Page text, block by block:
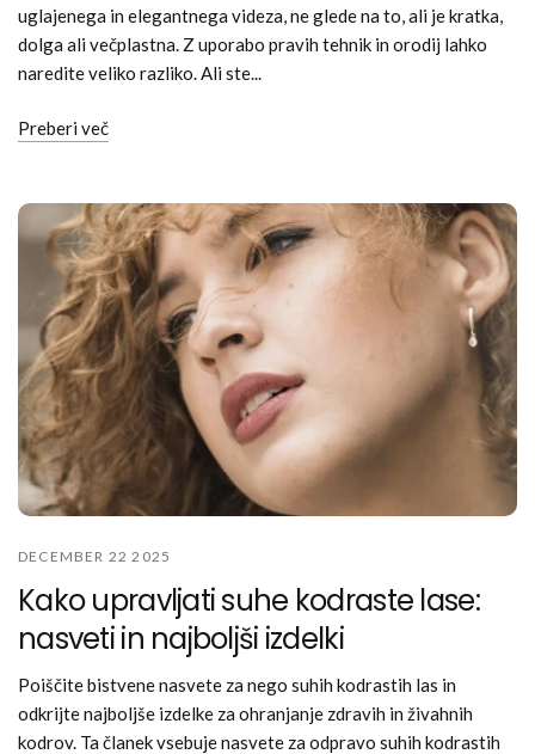
uglajenega in elegantnega videza, ne glede na to, ali je kratka,
dolga ali večplastna. Z uporabo pravih tehnik in orodij lahko
naredite veliko razliko. Ali ste...
Preberi več
DECEMBER 22 2025
Kako upravljati suhe kodraste lase:
nasveti in najboljši izdelki
Poiščite bistvene nasvete za nego suhih kodrastih las in
odkrijte najboljše izdelke za ohranjanje zdravih in živahnih
kodrov. Ta članek vsebuje nasvete za odpravo suhih kodrastih